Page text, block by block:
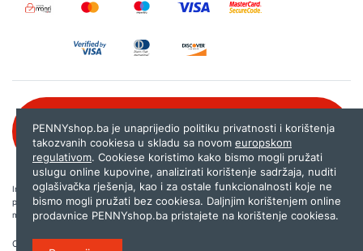
080 020 261
Internet trgovina PENNYshop.ba nastoji objavljivati samo provjerene i pravilne
podatke. Ako na našoj stranici otkrijete neistinite, odnosno neadekvatne informacije,
molimo vas da nam to javite nashop@pennyplus.com .
Copyright © 2026.
PENNYshop.ba je unaprijedio politiku privatnosti i korištenja
takozvanih cookiesa u skladu sa novom europskom
regulativom. Cookiese koristimo kako bismo mogli pružati
uslugu online kupovine, analizirati korištenje sadržaja, nuditi
oglašivačka rješenja, kao i za ostale funkcionalnosti koje ne
bismo mogli pružati bez cookiesa. Daljnjim korištenjem online
prodavnice PENNYshop.ba pristajete na korištenje cookiesa.